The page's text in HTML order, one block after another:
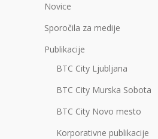
Novice
Sporočila za medije
Publikacije
BTC City Ljubljana
BTC City Murska Sobota
BTC City Novo mesto
Korporativne publikacije